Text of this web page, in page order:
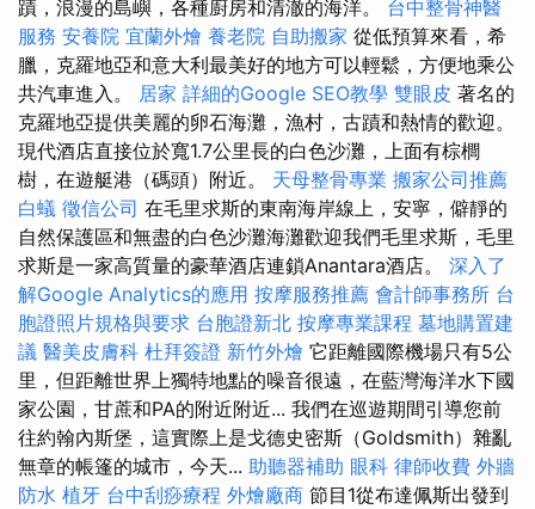
蹟，浪漫的島嶼，各種廚房和清澈的海洋。 台中整骨神醫
服務 安養院 宜蘭外燴 養老院 自助搬家 從低預算來看，希
臘，克羅地亞和意大利最美好的地方可以輕鬆，方便地乘公
共汽車進入。 居家 詳細的Google SEO教學 雙眼皮 著名的
克羅地亞提供美麗的卵石海灘，漁村，古蹟和熱情的歡迎。
現代酒店直接位於寬1.7公里長的白色沙灘，上面有棕櫚
樹，在遊艇港（碼頭）附近。 天母整骨專業 搬家公司推薦
白蟻 徵信公司 在毛里求斯的東南海岸線上，安寧，僻靜的
自然保護區和無盡的白色沙灘海灘歡迎我們毛里求斯，毛里
求斯是一家高質量的豪華酒店連鎖Anantara酒店。 深入了
解Google Analytics的應用 按摩服務推薦 會計師事務所 台
胞證照片規格與要求 台胞證新北 按摩專業課程 墓地購置建
議 醫美皮膚科 杜拜簽證 新竹外燴 它距離國際機場只有5公
里，但距離世界上獨特地點的噪音很遠，在藍灣海洋水下國
家公園，甘蔗和PA的附近附近... 我們在巡遊期間引導您前
往約翰內斯堡，這實際上是戈德史密斯（Goldsmith）雜亂
無章的帳篷的城市，今天... 助聽器補助 眼科 律師收費 外牆
防水 植牙 台中刮痧療程 外燴廠商 節目1從布達佩斯出發到